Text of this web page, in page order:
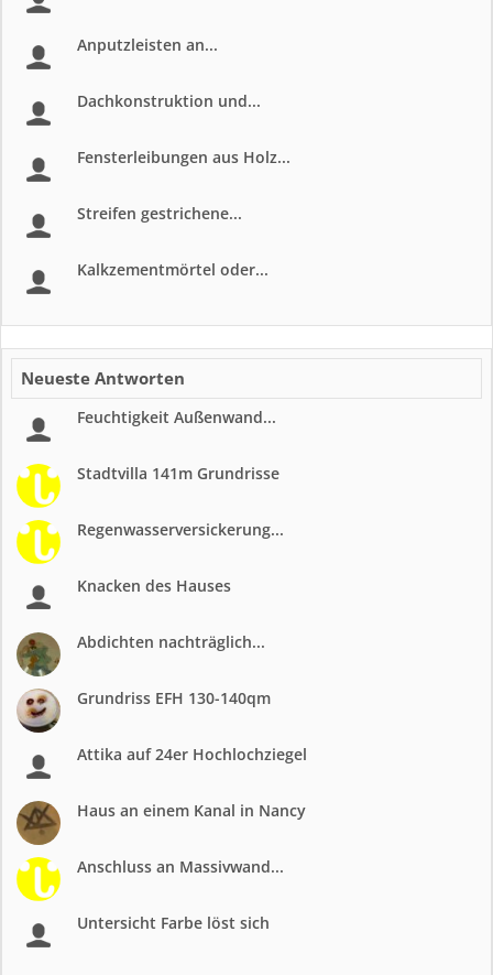
Anputzleisten an...
Dachkonstruktion und...
Fensterleibungen aus Holz...
Streifen gestrichene...
Kalkzementmörtel oder...
Neueste Antworten
Feuchtigkeit Außenwand...
Stadtvilla 141m Grundrisse
Regenwasserversickerung...
Knacken des Hauses
Abdichten nachträglich...
Grundriss EFH 130-140qm
Attika auf 24er Hochlochziegel
Haus an einem Kanal in Nancy
Anschluss an Massivwand...
Untersicht Farbe löst sich